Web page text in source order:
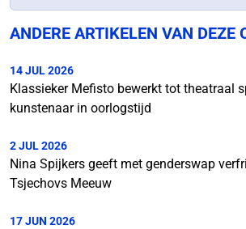
ANDERE ARTIKELEN VAN DEZE
14 JUL 2026
Klassieker Mefisto bewerkt tot theatraal
kunstenaar in oorlogstijd
2 JUL 2026
Nina Spijkers geeft met genderswap
Tsjechovs Meeuw
17 JUN 2026